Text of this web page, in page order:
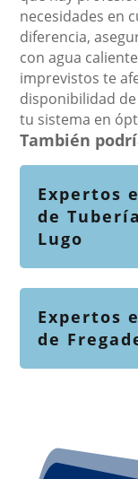
necesidades en
diferencia,
con agua
imprevistos te
disponibilidad
tu sistema en
También
Expertos
de
Lugo
Expertos
de